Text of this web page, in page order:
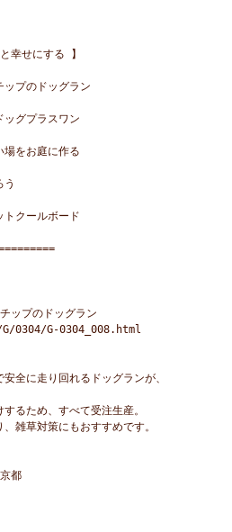
幸せにする 】
ップのドッグラン
ッグプラスワン
場をお庭に作る
う
トクールボード
ップのドッグラン
0304/G-0304_008.html
全に走り回れるドッグランが、
るため、すべて受注生産。
雑草対策にもおすすめです。
都